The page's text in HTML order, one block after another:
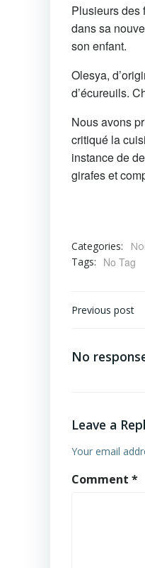
Plusieurs des
dans sa
son enfant.
Olesya,
d’écureuils.
Nous avons
critiqué la
instance de
girafes et
Categories:
Tags:
No Tag
Post
Previous post
No
Leave a
Your email
Comment *